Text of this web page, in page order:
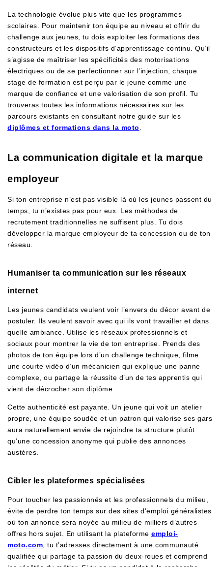
La technologie évolue plus vite que les programmes
scolaires. Pour maintenir ton équipe au niveau et offrir du
challenge aux jeunes, tu dois exploiter les formations des
constructeurs et les dispositifs d’apprentissage continu. Qu’il
s’agisse de maîtriser les spécificités des motorisations
électriques ou de se perfectionner sur l’injection, chaque
stage de formation est perçu par le jeune comme une
marque de confiance et une valorisation de son profil. Tu
trouveras toutes les informations nécessaires sur les
parcours existants en consultant notre guide sur les
diplômes et formations dans la moto
La communication digitale et la marque
employeur
Si ton entreprise n’est pas visible là où les jeunes passent du
temps, tu n’existes pas pour eux. Les méthodes de
recrutement traditionnelles ne suffisent plus. Tu dois
développer la marque employeur de ta concession ou de ton
réseau.
Humaniser ta communication sur les réseaux
internet
Les jeunes candidats veulent voir l’envers du décor avant de
postuler. Ils veulent savoir avec qui ils vont travailler et dans
quelle ambiance. Utilise les réseaux professionnels et
sociaux pour montrer la vie de ton entreprise. Prends des
photos de ton équipe lors d’un challenge technique, filme
une courte vidéo d’un mécanicien qui explique une panne
complexe, ou partage la réussite d’un de tes apprentis qui
vient de décrocher son diplôme.
Cette authenticité est payante. Un jeune qui voit un atelier
propre, une équipe soudée et un patron qui valorise ses gars
aura naturellement envie de rejoindre ta structure plutôt
qu’une concession anonyme qui publie des annonces
austères.
Cibler les plateformes spécialisées
Pour toucher les passionnés et les professionnels du milieu,
évite de perdre ton temps sur des sites d’emploi généralistes
où ton annonce sera noyée au milieu de milliers d’autres
offres hors sujet. En utilisant la plateforme emploi-
moto.com , tu t’adresses directement à une communauté
qualifiée qui partage ta passion du deux-roues et comprend